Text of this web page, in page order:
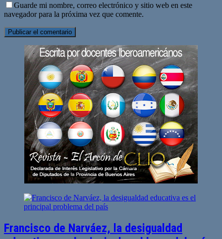
Guarde mi nombre, correo electrónico y sitio web en este
navegador para la próxima vez que comente.
Francisco de Narváez, la desigualdad